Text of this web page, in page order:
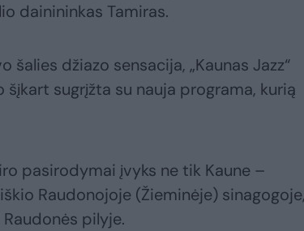
dainininkas Tamiras.
džiazo sensacija, „Kaunas Jazz“
sugrįžta su nauja programa, kurią
pasirodymai įvyks ne tik Kaune –
Raudonojoje (Žieminėje)
pilyje.